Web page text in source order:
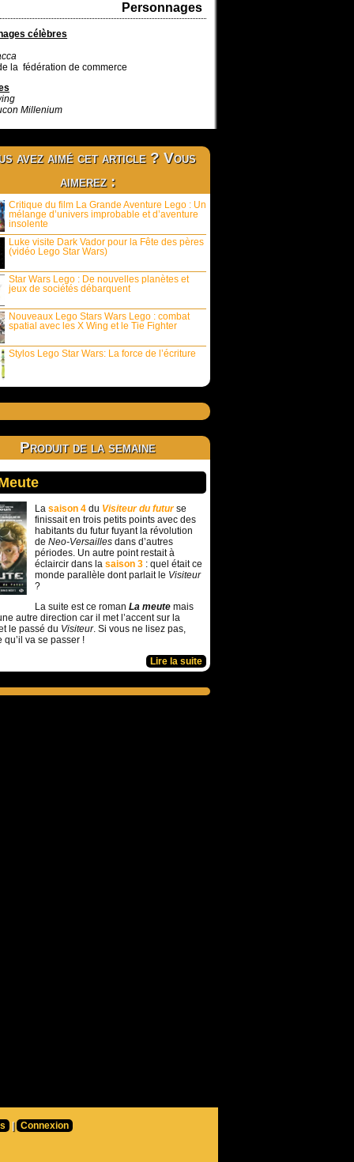
Personnages
célèbres
la fédération de commerce
Millenium
avez aimé cet article ? Vous
aimerez :
Critique du film La Grande Aventure Lego : Un
mélange d’univers improbable et d’aventure
insolente
Luke visite Dark Vador pour la Fête des pères
(vidéo Lego Star Wars)
Star Wars Lego : De nouvelles planètes et
jeux de sociétés débarquent
Nouveaux Lego Stars Wars Lego : combat
spatial avec les X Wing et le Tie Fighter
Stylos Lego Star Wars: La force de l’écriture
Produit de la semaine
La saison 4 du Visiteur du futurse
finissait en trois petits points avec des
habitants du futur fuyant la révolution
de Neo-Versailles dans d’autres
périodes. Un autre point restait à
éclaircir dans la saison 3 : quel était ce
monde parallèle dont parlait le Visiteur
?
La suite est ce roman La meute mais
autre direction car il met l’accent sur la
le passé du Visiteur. Si vous ne lisez pas,
qu’il va se passer !
Lire la suite
| Connexion